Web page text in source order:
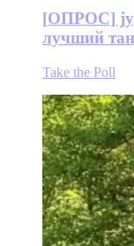
[ОПРОС] jyp
лучший
Take the Poll